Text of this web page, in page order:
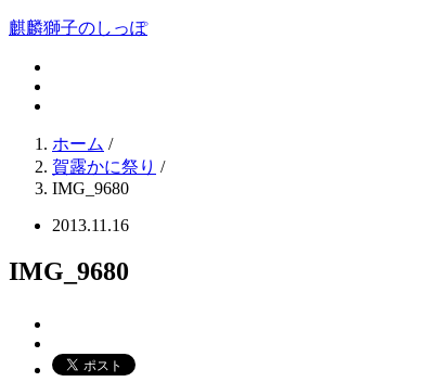
麒麟獅子のしっぽ
ホーム /
賀露かに祭り /
IMG_9680
2013.11.16
IMG_9680